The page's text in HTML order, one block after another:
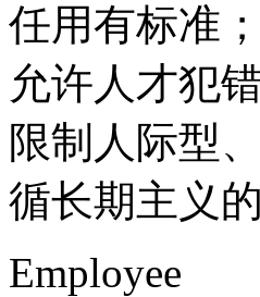
任用有标准；
允许人才犯错
限制人际型
循长期主义
Employee